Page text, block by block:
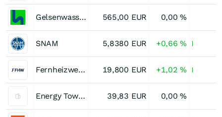
Gelsenwasser 565,00 EUR 0,00%
SNAM 5,8380 EUR +0,66%
Fernheizwerk Neukoelln 19,800 EUR +1,02%
Energy Towers Holding 39,83 EUR 0,00%